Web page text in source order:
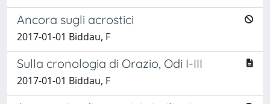
Ancora sugli acrostici
2017-01-01 Biddau, F
Sulla cronologia di Orazio, Odi I-III
2017-01-01 Biddau, F